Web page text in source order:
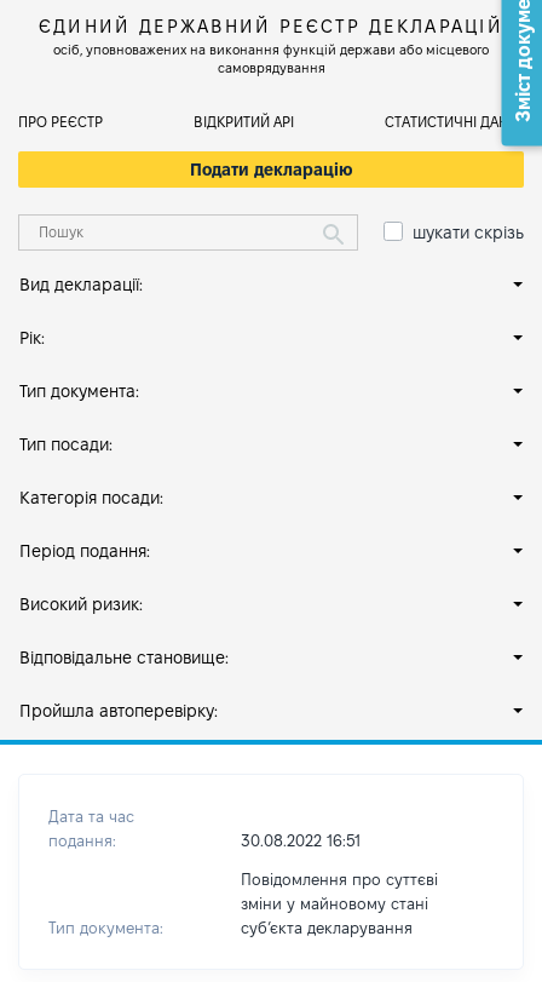
ЄДИНИЙ ДЕРЖАВНИЙ РЕЄСТР ДЕКЛАРАЦІЙ
осіб, уповноважених на виконання функцій держави або місцевого
самоврядування
ПРО РЕЄСТР ВІДКРИТИЙ АРІ СТАТИСТИЧНІ ДАНІ
Подати декларацію
шукати скрізь
Вид декларації:
Рік:
Тип документа:
Тип посади:
Категорія посади:
Період подання:
Високий ризик:
Відповідальне становище:
Пройшла автоперевірку:
Дата та час
подання:
30.08.2022 16:51
Тип документа:
Повідомлення про суттєві
зміни у майновому стані
субʼєкта декларування
Зміст документа